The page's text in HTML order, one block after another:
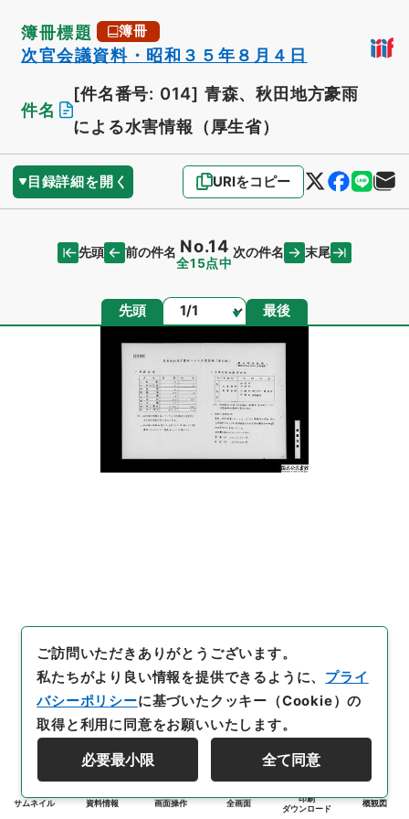
簿冊標題 簿冊
次官会議資料・昭和３５年８月４日
件名
[件名番号: 014] 青森、秋田地方豪雨
による水害情報（厚生省）
目録詳細を開く URIをコピー
先頭 前の件名 No.14
全15点中
次の件名 末尾
先頭 ページ 最後
サムネイル 資料情報 画面操作 全画面
印刷
ダウンロード
概観図
ご訪問いただきありがとうございます。
私たちがより良い情報を提供できるように、 プライ
バシーポリシーに基づいたクッキー（Cookie）の
取得と利用に同意をお願いいたします。
必要最小限 全て同意